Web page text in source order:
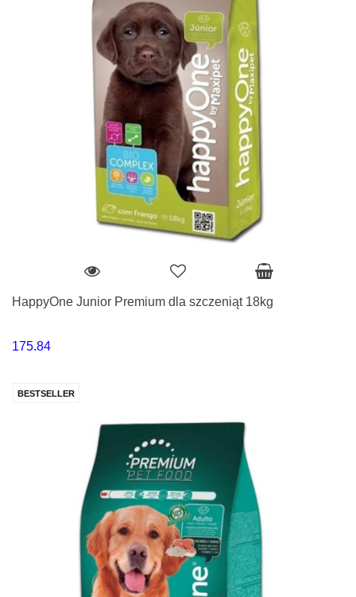
HappyOne Junior Premium dla szczeniąt 18kg
175.84
BESTSELLER